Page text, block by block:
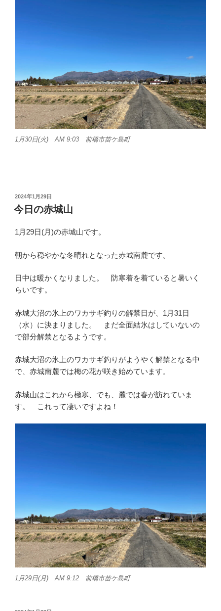
1月30日(火) AM 9:03 前橋市苗ケ島町
投
稿
日:
2024年1月29日
今日の赤城山
1月29日(月)の赤城山です。
朝から穏やかな冬晴れとなった赤城南麓です。
日中は暖かくなりました。 防寒着を着ていると暑いく
らいです。
赤城大沼の氷上のワカサギ釣りの解禁日が、1月31日
（水）に決まりました。 まだ全面結氷はしていないの
で部分解禁となるようです。
赤城大沼の氷上のワカサギ釣りがようやく解禁となる中
で、赤城南麓では梅の花が咲き始めています。
赤城山はこれから極寒、でも、麓では春が訪れていま
す。 これって凄いですよね！
1月29日(月) AM 9:12 前橋市苗ケ島町